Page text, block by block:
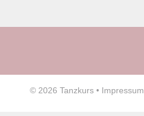
© 2026 Tanzkurs • Impressum